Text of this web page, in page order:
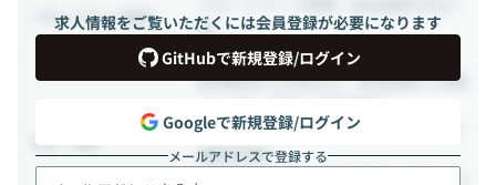
求人情報をご覧いただくには会員登録が必要になります
GitHubで新規登録/ログイン
Googleで新規登録/ログイン
メールアドレスで登録する
リモートワーク条件
月）
休日・休暇
■年間休日 120日以上（完全週休二日制
(土・日)、祝日、年末年始）
■入社日に有給休暇付与（初年度10日）
■慶弔休暇